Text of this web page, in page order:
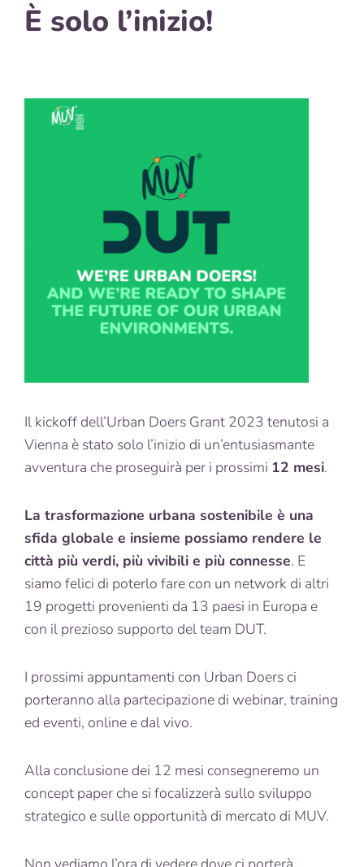
È solo l’inizio!
Il kickoff dell’Urban Doers Grant 2023 tenutosi a
Vienna è stato solo l’inizio di un’entusiasmante
avventura che proseguirà per i prossimi 12 mesi.
La trasformazione urbana sostenibile è una
sfida globale e insieme possiamo rendere le
città più verdi, più vivibili e più connesse. E
siamo felici di poterlo fare con un network di altri
19 progetti provenienti da 13 paesi in Europa e
con il prezioso supporto del team DUT.
I prossimi appuntamenti con Urban Doers ci
porteranno alla partecipazione di webinar, training
ed eventi, online e dal vivo.
Alla conclusione dei 12 mesi consegneremo un
concept paper che si focalizzerà sullo sviluppo
strategico e sulle opportunità di mercato di MUV.